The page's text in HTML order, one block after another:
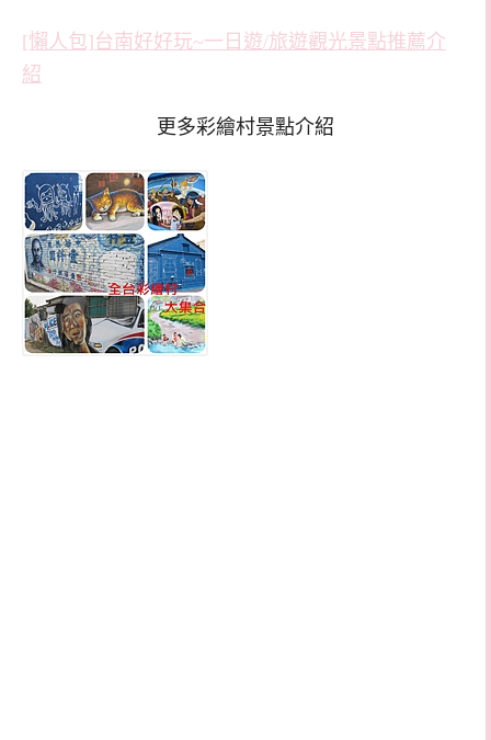
[懶人包]台南好好玩~一日遊/旅遊觀光景點推薦介
紹
更多彩繪村景點介紹